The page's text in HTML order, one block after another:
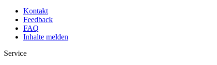
Kontakt
Feedback
FAQ
Inhalte melden
Service